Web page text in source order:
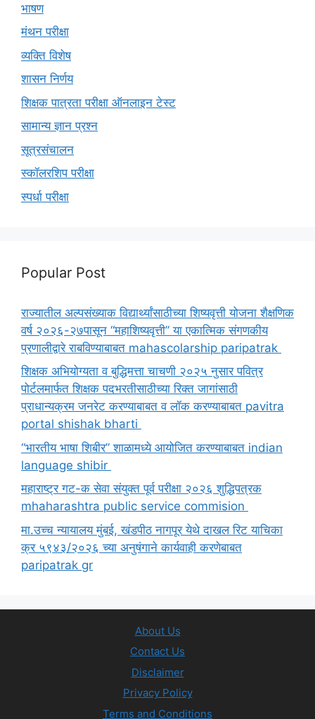
भाषण
मंथन परीक्षा
व्यक्ति विशेष
शासन निर्णय
शिक्षक पात्रता परीक्षा ऑनलाइन टेस्ट
सामान्य ज्ञान प्रश्न
सूत्रसंचालन
स्कॉलरशिप परीक्षा
स्पर्धा परीक्षा
Popular Post
राज्यातील अल्पसंख्याक विद्यार्थ्यांसाठीच्या शिष्यवृत्ती योजना शैक्षणिक
वर्ष २०२६-२७पासून “महाशिष्यवृत्ती” या एकात्मिक संगणकीय
प्रणालीद्वारे राबविण्याबाबत mahascolarship paripatrak
शिक्षक अभियोग्यता व बुद्धिमत्ता चाचणी २०२५ नुसार पवित्र
पोर्टलमार्फत शिक्षक पदभरतीसाठीच्या रिक्त जागांसाठी
प्राधान्यक्रम जनरेट करण्याबाबत व लॉक करण्याबाबत pavitra
portal shishak bharti
“भारतीय भाषा शिबीर” शाळामध्ये आयोजित करण्याबाबत indian
language shibir
महाराष्ट्र गट-क सेवा संयुक्त पूर्व परीक्षा २०२६ शुद्धिपत्रक
mhaharashtra public service commision
मा.उच्च न्यायालय मुंबई, खंडपीठ नागपूर येथे दाखल रिट याचिका
क्र ५९४३/२०२६ च्या अनुषंगाने कार्यवाही करणेबाबत
paripatrak gr
About Us
Contact Us
Disclaimer
Privacy Policy
Terms and Conditions